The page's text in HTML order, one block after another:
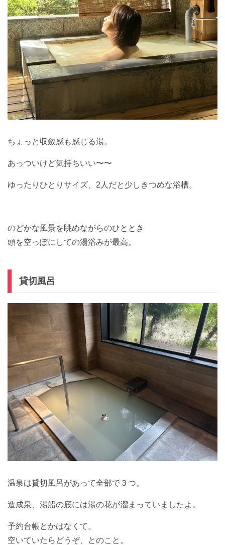
ちょっと収斂感も感じる湯。
あっついけど気持ちいい〜〜
ゆったりひとりサイズ、2人だと少しきつめな浴槽。
のどかな風景を眺めながらのひととき
頭を空っぽにしての湯浴みが最高。
貸切風呂
温泉は貸切風呂があって全部で３つ。
造成泉、湯船の底には湯の花が溜まっていましたよ。
予約台帳とかはなくて。
空いていたらどうぞ、とのこと。